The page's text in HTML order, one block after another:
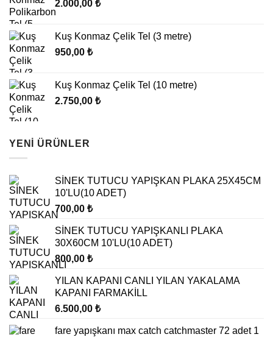
2.000,00 ₺
Kuş Konmaz Çelik Tel (3 metre)
950,00 ₺
Kuş Konmaz Çelik Tel (10 metre)
2.750,00 ₺
YENI ÜRÜNLER
SİNEK TUTUCU YAPIŞKAN PLAKA 25X45CM
10'LU(10 ADET)
700,00 ₺
SİNEK TUTUCU YAPIŞKANLI PLAKA
30X60CM 10'LU(10 ADET)
800,00 ₺
YILAN KAPANI CANLI YILAN YAKALAMA
KAPANI FARMAKİLL
6.500,00 ₺
fare yapışkanı max catch catchmaster 72 adet 1